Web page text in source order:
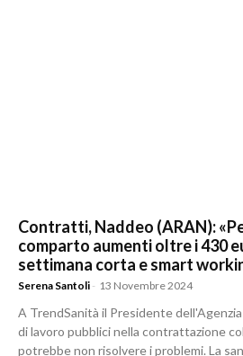
Contratti, Naddeo (ARAN):
comparto aumenti oltre i 430
settimana corta e smart
Serena Santoli - 13 Novembre 2024
A TrendSanità il Presidente
di lavoro pubblici nella contrattazione
potrebbe non risolvere i problemi. La